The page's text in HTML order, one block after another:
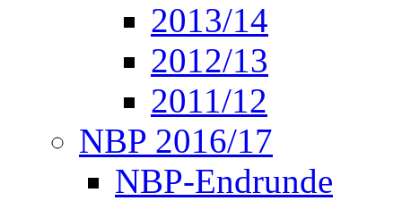
2013/14
2012/13
2011/12
NBP 2016/17
NBP-Endrunde